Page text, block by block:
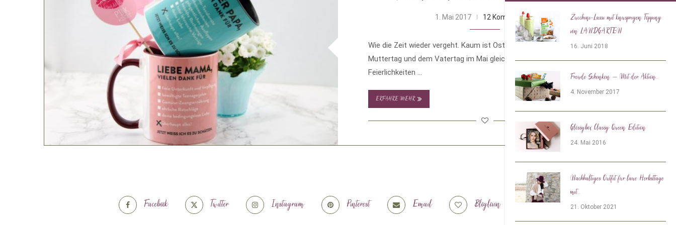
1. Mai 2017 12 Kommentare
Wie die Zeit wieder vergeht. Kaum ist Ostern vorbei stehen mit dem
Muttertag und dem Vatertag im Mai gleich die nächsten
Feierlichkeiten …
ERFAHRE MEHR
Facebook Twitter Instagram Pinterest Email Bloglovin Tiktok
Zucchini-Lassi mit knusprigen Topping
von LANDGARTEN
16. Juni 2018
Freude Schenken – Mit der Aktion...
4. November 2017
Glossybox Classy Queen Edition
24. Mai 2016
Nachhaltiges Outfit für laue Herbsttage
mit...
21. Oktober 2021